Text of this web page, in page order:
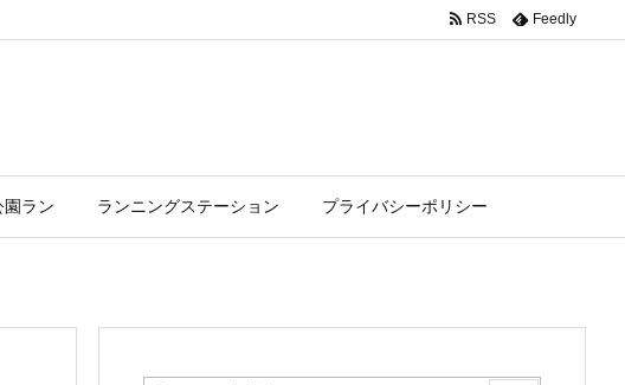
園ラン ランニングステーション プライバシーポリシー
RSS Feedly